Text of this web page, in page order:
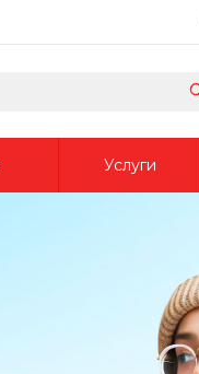
Услуги